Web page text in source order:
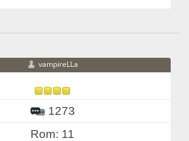
vampireLLa
1273
Rom: 11